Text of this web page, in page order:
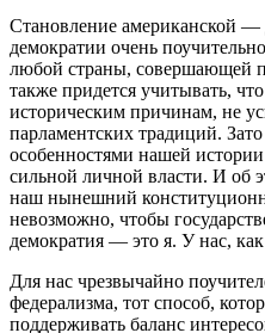
Становление американской
демократии очень
любой страны, совершающей
также придется учитывать,
историческим причинам, не
парламентских традиций.
особенностями нашей
сильной личной власти. И об
наш нынешний
невозможно, чтобы
демократия — это я. У нас,
Для нас чрезвычайно
федерализма, тот способ,
поддерживать баланс